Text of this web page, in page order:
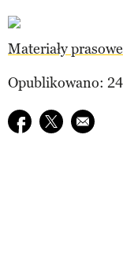
Materiały prasowe
Opublikowano:
Udostępnij na
Udostępnij
E-mail